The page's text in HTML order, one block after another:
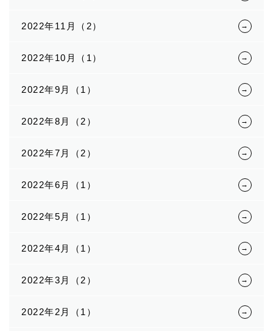
2022年11月（2）
2022年10月（1）
2022年9月（1）
2022年8月（2）
2022年7月（2）
2022年6月（1）
2022年5月（1）
2022年4月（1）
2022年3月（2）
2022年2月（1）